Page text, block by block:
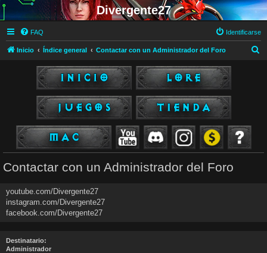
Divergente27
FAQ Identificarse
Inicio Índice general Contactar con un Administrador del Foro
Contactar con un Administrador del Foro
youtube.com/Divergente27
instagram.com/Divergente27
facebook.com/Divergente27
Destinatario:
Administrador